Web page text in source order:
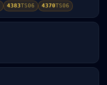
4383TS06 4370TS06